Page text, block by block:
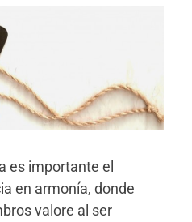
es importante el
en armonía, donde
valore al ser